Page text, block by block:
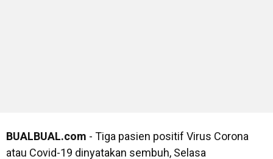
BUALBUAL.com - Tiga pasien positif Virus Corona
atau Covid-19 dinyatakan sembuh, Selasa